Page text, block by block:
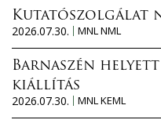
Kutatószolgálat
2026.07.30.
MNL NML
Barnaszén helyett
kiállítás
2026.07.30.
MNL KEML